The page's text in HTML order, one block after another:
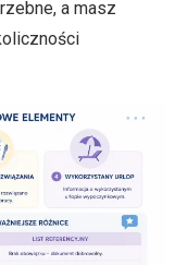
a masz